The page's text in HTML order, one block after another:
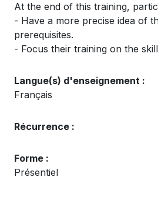
At the end of this training,
- Have a more precise idea of
prerequisites.
- Focus their training on the
Langue(s) d'enseignement :
Français
Récurrence :
Forme :
Présentiel